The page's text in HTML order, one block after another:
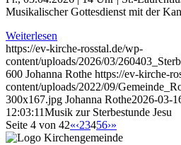
Musikalischer Gottesdienst mit der
Weiterlesen
https://ev-kirche-rosstal.de/wp-
content/uploads/2026/03/
600 Johanna Rothe https://ev-kirche-
content/uploads/2022/09/
300x167.jpg Johanna Rothe2026-03-
12:03:11Musik zur Sterbestunde Jesu
Seite 4 von 42«‹23456›»